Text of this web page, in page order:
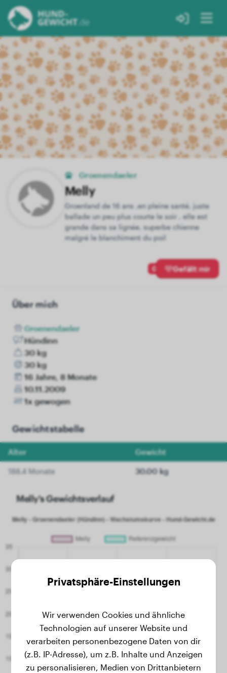
Groenendaeler
Melly
Groenland de 16 ans ,en pleine santé, juste
ballade un peu plus courte le soir , elle est
grande dans sa lignée, superbe chienne
malgré le blanchiment du poil
0 Gefällt mir
Über mich
Groenendaeler
Hündinn
30 kg
30 kg
16 Jahre, 8 Monate
10.11.2009
1x gewogen
Gewichtstabelle
Alter Gewicht
188.4 Monate 30.00 kg
Melly's Gewichtsverlauf
Privatsphäre-Einstellungen
Wir verwenden Cookies und ähnliche
Technologien auf unserer Website und
verarbeiten personenbezogene Daten von dir
(z.B. IP-Adresse), um z.B. Inhalte und Anzeigen
zu personalisieren, Medien von Drittanbietern